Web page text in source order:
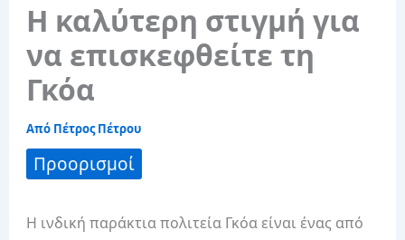
Η καλύτερη στιγμή για
να επισκεφθείτε τη
Γκόα
Από Πέτρος Πέτρου
Προορισμοί
Η ινδική παράκτια πολιτεία Γκόα είναι ένας από